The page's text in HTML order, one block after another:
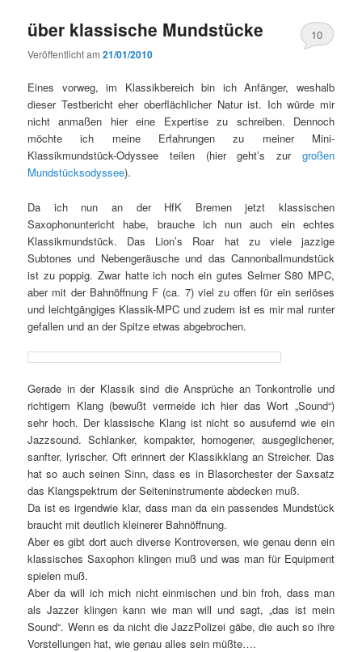
über klassische Mundstücke
Veröffentlicht am21/01/2010
10
Eines vorweg, im Klassikbereich bin ich Anfänger, weshalb
dieser Testbericht eher oberflächlicher Natur ist. Ich würde mir
nicht anmaßen hier eine Expertise zu schreiben. Dennoch
möchte ich meine Erfahrungen zu meiner Mini-
Klassikmundstück-Odyssee teilen (hier geht’s zur großen
Mundstücksodyssee).
Da ich nun an der HfK Bremen jetzt klassischen
Saxophonuntericht habe, brauche ich nun auch ein echtes
Klassikmundstück. Das Lion’s Roar hat zu viele jazzige
Subtones und Nebengeräusche und das Cannonballmundstück
ist zu poppig. Zwar hatte ich noch ein gutes Selmer S80 MPC,
aber mit der Bahnöffnung F (ca. 7) viel zu offen für ein seriöses
und leichtgängiges Klassik-MPC und zudem ist es mir mal runter
gefallen und an der Spitze etwas abgebrochen.
Gerade in der Klassik sind die Ansprüche an Tonkontrolle und
richtigem Klang (bewußt vermeide ich hier das Wort „Sound“)
sehr hoch. Der klassische Klang ist nicht so ausufernd wie ein
Jazzsound. Schlanker, kompakter, homogener, ausgeglichener,
sanfter, lyrischer. Oft erinnert der Klassikklang an Streicher. Das
hat so auch seinen Sinn, dass es in Blasorchester der Saxsatz
das Klangspektrum der Seiteninstrumente abdecken muß.
Da ist es irgendwie klar, dass man da ein passendes Mundstück
braucht mit deutlich kleinerer Bahnöffnung.
Aber es gibt dort auch diverse Kontroversen, wie genau denn ein
klassisches Saxophon klingen muß und was man für Equipment
spielen muß.
Aber da will ich mich nicht einmischen und bin froh, dass man
als Jazzer klingen kann wie man will und sagt, „das ist mein
Sound“. Wenn es da nicht die JazzPolizei gäbe, die auch so ihre
Vorstellungen hat, wie genau alles sein müßte….